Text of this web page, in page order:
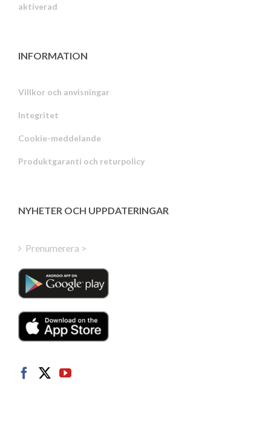
aktiverad
INFORMATION
Villkor och anvisningar
Integritet
Cookie-meddelande
Produktgaranti och returpolicy
NYHETER OCH UPPDATERINGAR
Prenumerera >